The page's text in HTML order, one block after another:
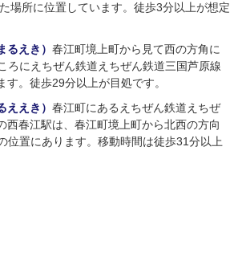
場所に位置しています。徒歩3分以上が想定
えき） 春江町境上町から見て西の方角に
ろにえちぜん鉄道えちぜん鉄道三国芦原線
す。徒歩29分以上が目処です。
えき） 春江町にあるえちぜん鉄道えちぜ
西春江駅は、春江町境上町から北西の方向
位置にあります。移動時間は徒歩31分以上